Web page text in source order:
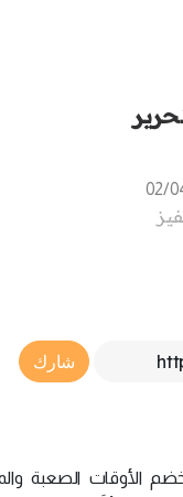
02/
Article Link
شارك
الأوقات الصعبة